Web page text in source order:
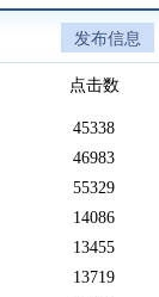
发布信息
点击数
45338
46983
55329
14086
13455
13719